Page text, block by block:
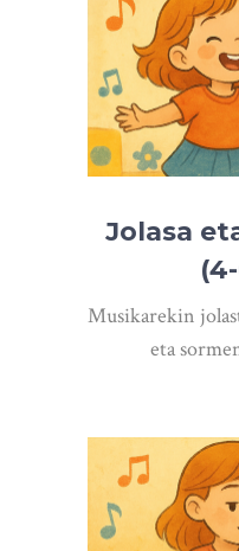
Jolasa
Musikarekin
eta